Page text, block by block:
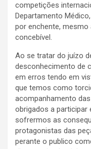
competições
Departamento
por enchente, mesmo
concebível.
Ao se tratar do juízo
desconhecimento de
em erros tendo em
que temos como
acompanhamento
obrigados a
sofrermos as
protagonistas das
perante o publico